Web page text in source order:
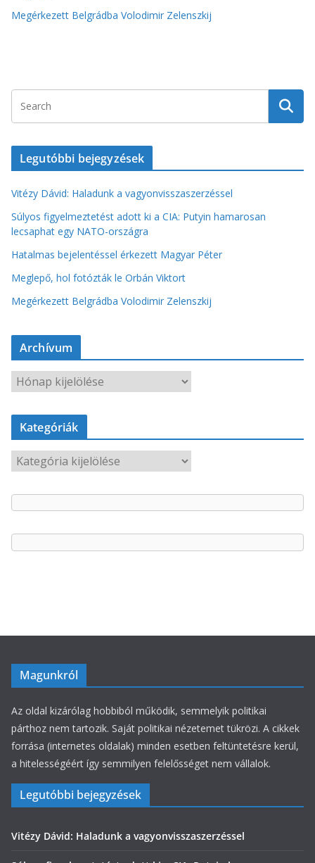
Megérkezett Belgrádba Volodimir Zelenszkij
Legutóbbi bejegyzések
Vitézy Dávid: Haladunk a vagyonvisszaszerzéssel
Súlyos figyelmeztetést adott ki a CIA: Putyin hamarosan
lecsaphat egy NATO-országra
Hatalmas bejelentéssel érkezett Magyar Péter
Meglepő, hol fotózták le Orbán Viktort
Megérkezett Belgrádba Volodimir Zelenszkij
Archívum
r
c
í
Kategóriák
a
t
e
ó
Magunkról
Az oldal kizárólag hobbiból működik, semmelyik politikai
párthoz nem tartozik. Saját politikai nézetemet tükrözi. A cikkek
forrása (internetes oldalak) minden esetben feltüntetésre kerül,
a hitelességéért így semmilyen felelősséget nem vállalok.
Legutóbbi bejegyzések
Vitézy Dávid: Haladunk a vagyonvisszaszerzéssel